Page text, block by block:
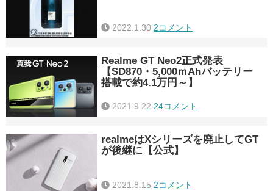
2022.1.30 2コメント
Realme GT Neo2正式発表
【SD870・5,000ｍAhバッテリー
搭載で約4.1万円～】
2021.9.22 24コメント
realmeはXシリーズを廃止してGT
が後継に【公式】
2021.8.15 2コメント